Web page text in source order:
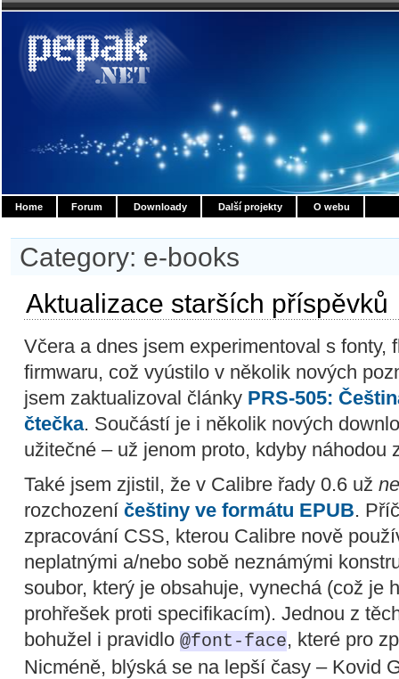
Home Forum Downloady Další projekty O webu
Category: e-books
Aktualizace starších příspěvků
Včera a dnes jsem experimentoval s fonty,
firmwaru, což vyústilo v několik nových
jsem zaktualizoval články PRS-505:
čtečka. Součástí je i několik nových
užitečné – už jenom proto, kdyby náhodou
Také jsem zjistil, že v Calibre řady 0.6 už
rozchození češtiny ve formátu EPUB.
zpracování CSS, kterou Calibre nově
neplatnými a/nebo sobě neznámými
soubor, který je obsahuje, vynechá (což je
prohřešek proti specifikacím). Jednou z
bohužel i pravidlo @font-face, které pro
Nicméně, blýská se na lepší časy – Kovid